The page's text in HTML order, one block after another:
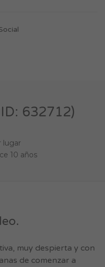
632712)
lugar
10 años
muy despierta y con
de comenzar a